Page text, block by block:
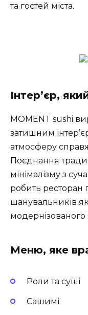
та гостей міста.
Інтер’єр,
MOMENT sushi
затишним
атмосферу
Поєднання
мінімалізму з
робить
шанувальників
Меню, яке
Роли та суші
Сашимі